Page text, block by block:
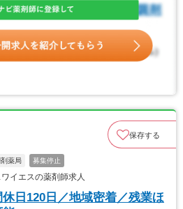
保存する
薬局 募集停止
イエスの薬剤師求人
休日120日／地域密着／残業ほ